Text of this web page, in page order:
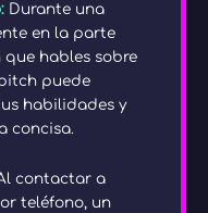
Durante una
en la parte
hables sobre
puede
habilidades y
concisa.
contactar a
teléfono, un